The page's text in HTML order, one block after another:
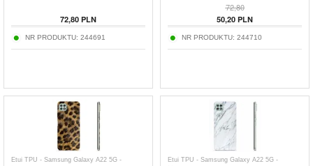
72,80 PLN
NR PRODUKTU: 244691
72,80
50,20 PLN
NR PRODUKTU: 244710
Etui TPU - Samsung Galaxy A22 5G -
Etui TPU - Samsung Galaxy A22 5G -